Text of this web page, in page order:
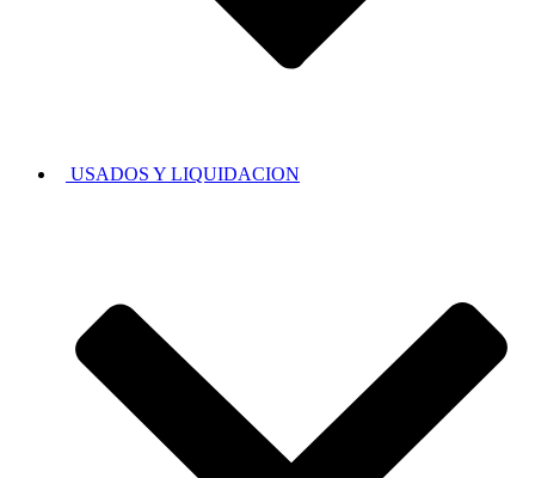
USADOS Y LIQUIDACION